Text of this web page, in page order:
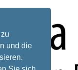
und die